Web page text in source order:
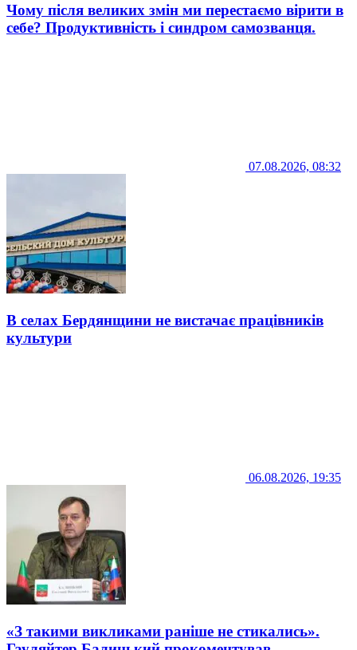
Чому після великих змін ми перестаємо вірити в
себе? Продуктивність і синдром самозванця.
07.08.2026, 08:32
В селах Бердянщини не вистачає працівників
культури
06.08.2026, 19:35
«З такими викликами раніше не стикались».